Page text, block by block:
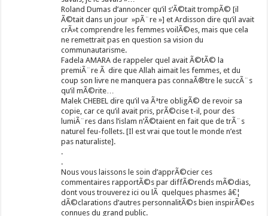
Roland Dumas d’annoncer qu’il s’Ã©tait trompÃ© [il
Ã©tait dans un jour »pÃ¨re »] et Ardisson dire qu’il avait
crÃ»t comprendre les femmes voilÃ©es, mais que cela
ne remettrait pas en question sa vision du
communautarisme.
Fadela AMARA de rappeler quel avait Ã©tÃ© la
premiÃ¨re Ã dire que Allah aimait les femmes, et du
coup son livre ne manquera pas connaÃ®tre le succÃ¨s
qu’il mÃ©rite…
Malek CHEBEL dire qu’il va Ãªtre obligÃ© de revoir sa
copie, car ce qu’il avait pris, prÃ©cise t-il, pour des
lumiÃ¨res dans l’islam n’Ã©taient en fait que de trÃ¨s
naturel feu-follets. [Il est vrai que tout le monde n’est
pas naturaliste].
.
.
Nous vous laissons le soin d’apprÃ©cier ces
commentaires rapportÃ©s par diffÃ©rends mÃ©dias,
dont vous trouverez ici ou lÃ quelques phasmes â€¦
dÃ©clarations d’autres personnalitÃ©s bien inspirÃ©es
connues du grand public.